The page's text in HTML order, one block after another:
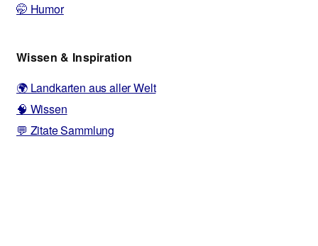
🤭 Humor
Wissen & Inspiration
🌍 Landkarten aus aller Welt
🧠 Wissen
💬 Zitate Sammlung